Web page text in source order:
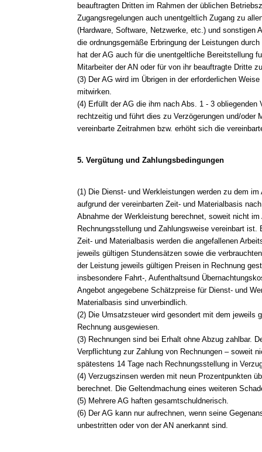
beauftragten Dritten im Rahmen der üblichen
Zugangsregelungen auch unentgeltlich Zugang zu
(Hardware, Software, Netzwerke, etc.) und sonstigen
die ordnungsgemäße Erbringung der Leistungen
hat der AG auch für die unentgeltliche Bereitstellung
Mitarbeiter der AN oder für von ihr beauftragte Dritte
(3) Der AG wird im Übrigen in der erforderlichen
mitwirken.
(4) Erfüllt der AG die ihm nach Abs. 1 - 3 obliegenden
rechtzeitig und führt dies zu Verzögerungen und/oder
vereinbarte Zeitrahmen bzw. erhöht sich die
5. Vergütung und Zahlungsbedingungen
(1) Die Dienst- und Werkleistungen werden zu dem
aufgrund der vereinbarten Zeit- und Materialbasis
Abnahme der Werkleistung berechnet, soweit nicht im
Rechnungsstellung und Zahlungsweise vereinbart
Zeit- und Materialbasis werden die angefallenen
jeweils gültigen Stundensätzen sowie die
der Leistung jeweils gültigen Preisen in Rechnung
insbesondere Fahrt-, Aufenthaltsund
Angebot angegebene Schätzpreise für Dienst- und
Materialbasis sind unverbindlich.
(2) Die Umsatzsteuer wird gesondert mit dem jeweils
Rechnung ausgewiesen.
(3) Rechnungen sind bei Erhalt ohne Abzug zahlbar.
Verpflichtung zur Zahlung von Rechnungen – soweit
spätestens 14 Tage nach Rechnungsstellung in
(4) Verzugszinsen werden mit neun Prozentpunkten
berechnet. Die Geltendmachung eines weiteren
(5) Mehrere AG haften gesamtschuldnerisch.
(6) Der AG kann nur aufrechnen, wenn seine
unbestritten oder von der AN anerkannt sind.